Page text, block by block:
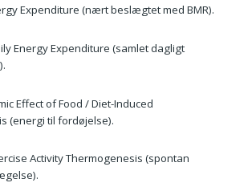
Expenditure (nært beslægtet med BMR).
Energy Expenditure (samlet dagligt
Effect of Food / Diet-Induced
(energi til fordøjelse).
Activity Thermogenesis (spontan